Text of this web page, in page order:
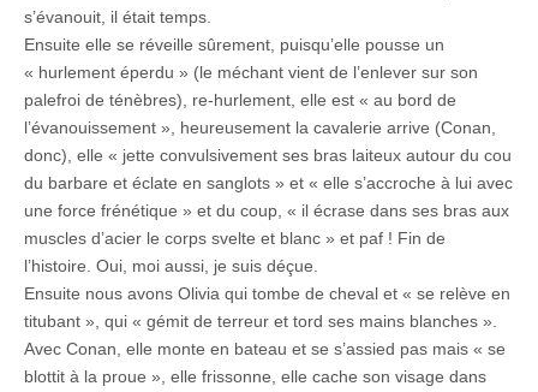
s’évanouit, il était temps.
Ensuite elle se réveille sûrement, puisqu’elle pousse un
« hurlement éperdu » (le méchant vient de l’enlever sur son
palefroi de ténèbres), re-hurlement, elle est « au bord de
l’évanouissement », heureusement la cavalerie arrive (Conan,
donc), elle « jette convulsivement ses bras laiteux autour du cou
du barbare et éclate en sanglots » et « elle s’accroche à lui avec
une force frénétique » et du coup, « il écrase dans ses bras aux
muscles d’acier le corps svelte et blanc » et paf ! Fin de
l’histoire. Oui, moi aussi, je suis déçue.
Ensuite nous avons Olivia qui tombe de cheval et « se relève en
titubant », qui « gémit de terreur et tord ses mains blanches ».
Avec Conan, elle monte en bateau et se s’assied pas mais « se
blottit à la proue », elle frissonne, elle cache son visage dans